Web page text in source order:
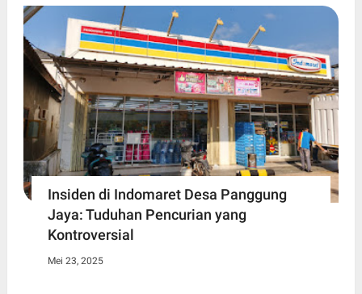
Insiden di Indomaret Desa Panggung
Jaya: Tuduhan Pencurian yang
Kontroversial
Mei 23, 2025